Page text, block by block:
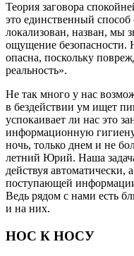
Теория заговора
это единственный способ
локализован, назван, мы
ощущение безопасности.
опасна, поскольку
реальность».
Не так много у нас
в бездействии ум ищет
успокаивает ли нас это
информационную
ночь, только днем и не
летний Юрий. Наша
действуя автоматически,
поступающей
Ведь рядом с нами есть
и на них.
НОС К НОСУ